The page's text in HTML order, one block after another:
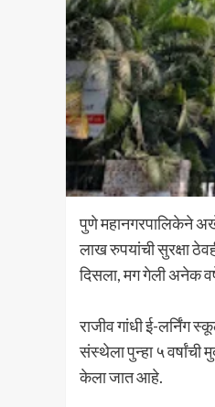
पुणे महानगरपालिकेने
लाख रुपयांची सुरक्षा
दिसला, मग गेली अनेक
राजीव गांधी ई-लर्निंग
संस्थेला पुन्हा ५
केला जात आहे.